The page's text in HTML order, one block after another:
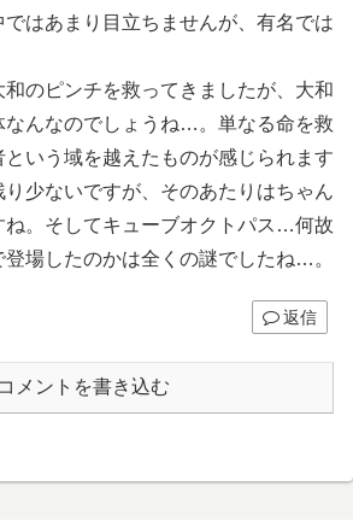
はあまり目立ちませんが、有名では
のピンチを救ってきましたが、大和
なんなのでしょうね…。単なる命を救
いう域を越えたものが感じられます
少ないですが、そのあたりはちゃん
ね。そしてキューブオクトパス…何故
場したのかは全くの謎でしたね…。
返信
コメントを書き込む